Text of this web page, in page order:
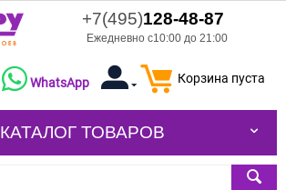
+7(495)128-48-87
Ежедневно с10:00 до 21:00
Корзина пуста
WhatsApp
КАТАЛОГ ТОВАРОВ